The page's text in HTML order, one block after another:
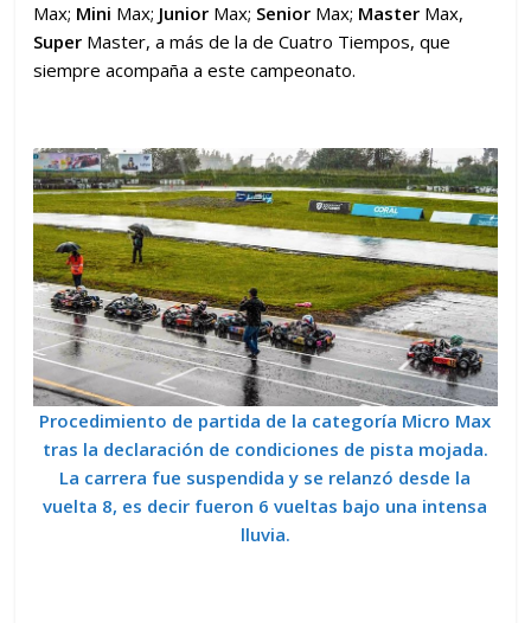
Max; Mini Max; Junior Max; Senior Max; Master Max,
Super Master, a más de la de Cuatro Tiempos, que
siempre acompaña a este campeonato.
Procedimiento de partida de la categoría Micro Max
tras la declaración de condiciones de pista mojada.
La carrera fue suspendida y se relanzó desde la
vuelta 8, es decir fueron 6 vueltas bajo una intensa
lluvia.